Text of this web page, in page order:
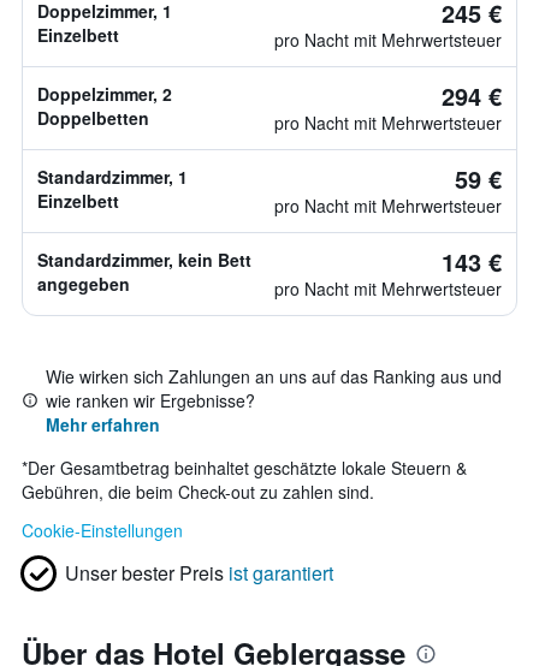
Doppelzimmer, 1
Einzelbett
245 €
pro Nacht mit Mehrwertsteuer
Doppelzimmer, 2
Doppelbetten
294 €
pro Nacht mit Mehrwertsteuer
Standardzimmer, 1
Einzelbett
59 €
pro Nacht mit Mehrwertsteuer
Standardzimmer, kein Bett
angegeben
143 €
pro Nacht mit Mehrwertsteuer
Wie wirken sich Zahlungen an uns auf das Ranking aus und
wie ranken wir Ergebnisse?
Mehr erfahren
*Der Gesamtbetrag beinhaltet geschätzte lokale Steuern &
Gebühren, die beim Check-out zu zahlen sind.
Cookie-Einstellungen
Unser bester Preis ist garantiert
Über das Hotel Geblergasse